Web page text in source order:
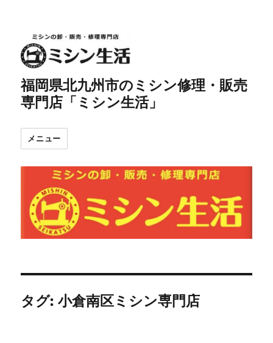
福岡県北九州市のミシン修理・販売
専門店「ミシン生活」
メニュー
タグ:小倉南区ミシン専門店